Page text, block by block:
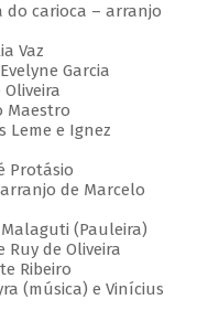
do carioca – arranjo
Vaz
Garcia
Maestro
Leme e Ignez
Protásio
de Marcelo
(Pauleira)
de Oliveira
Ribeiro
(música) e Vinícius